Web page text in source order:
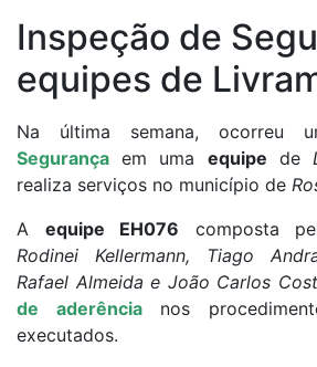
Inspeção de
equipes de
Na última semana, ocorreu
Segurança em uma equipe de
realiza serviços no município de
A equipe EH076 composta
Rodinei Kellermann, Tiago
Rafael Almeida e João Carlos
de aderência
nos
executados.